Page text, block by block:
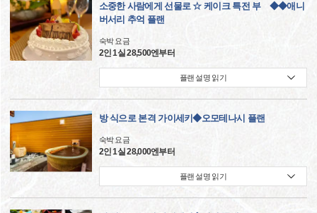
소중한 사람에게 선물로 ☆ 케이크 특전 부 ◆◆애니
버서리 추억 플랜
숙박 요금
2인 1실 28,500엔부터
플랜 설명 읽기
방 식으로 본격 가이세키◆오모테나시 플랜
숙박 요금
2인 1실 28,000엔부터
플랜 설명 읽기